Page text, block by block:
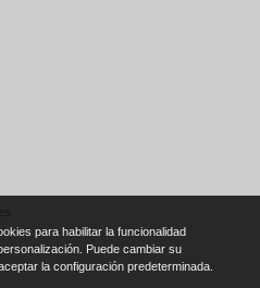
para habilitar la funcionalidad
Puede cambiar su
la configuración predeterminada.